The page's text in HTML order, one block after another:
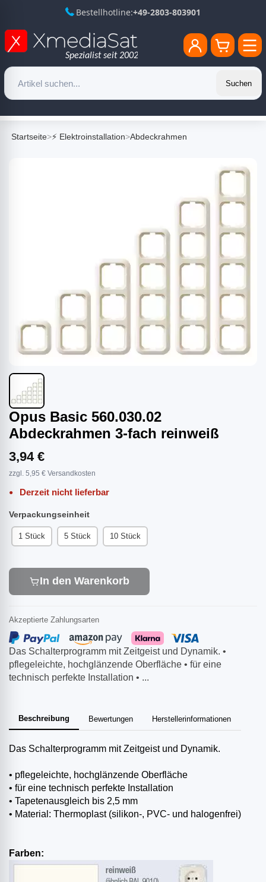
Bestellhotline:+49-2803-803901
Suchen
Startseite>⚡ Elektroinstallation>Abdeckrahmen
Opus Basic 560.030.02
Abdeckrahmen 3-fach reinweiß
Das Schalterprogramm mit Zeitgeist und Dynamik. •
pflegeleichte, hochglänzende Oberfläche • für eine
technisch perfekte Installation • ...
Beschreibung Bewertungen Herstellerinformationen
Das Schalterprogramm mit Zeitgeist und Dynamik.
• pflegeleichte, hochglänzende Oberfläche
• für eine technisch perfekte Installation
• Tapetenausgleich bis 2,5 mm
• Material: Thermoplast (silikon-, PVC- und halogenfrei)
Farben:
3,94 €
zzgl. 5,95 € Versandkosten
Derzeit nicht lieferbar
Verpackungseinheit
1 Stück 5 Stück 10 Stück
In den Warenkorb
Akzeptierte Zahlungsarten